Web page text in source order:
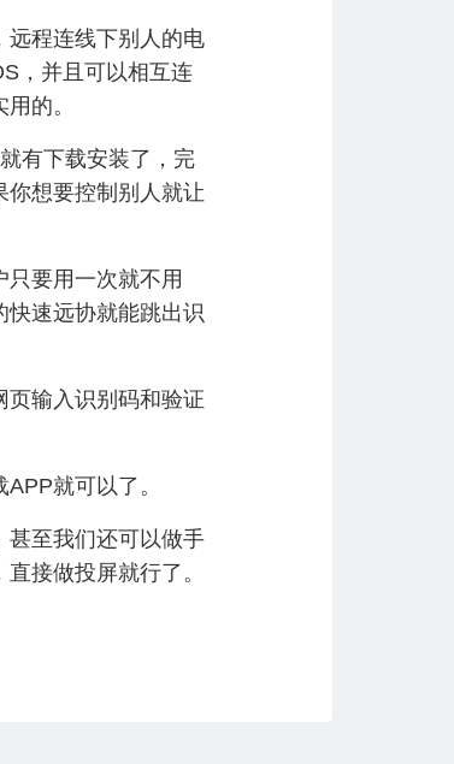
程连线下别人的电
，并且可以相互连
的。
有下载安装了，完
你想要控制别人就让
要用一次就不用
快速远协就能跳出识
输入识别码和验证
就可以了。
至我们还可以做手
接做投屏就行了。